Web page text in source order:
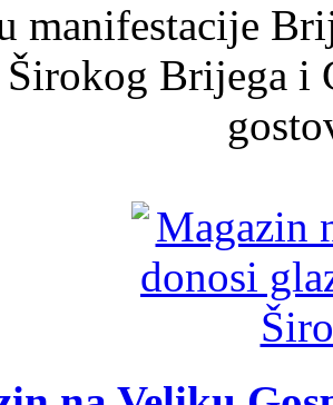
manifestacije
Širokog Brijega